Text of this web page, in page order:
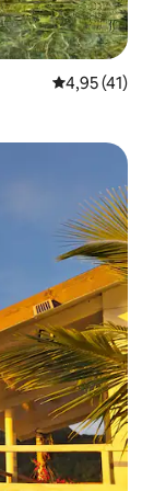
4,95 de uma
4,95 (41)